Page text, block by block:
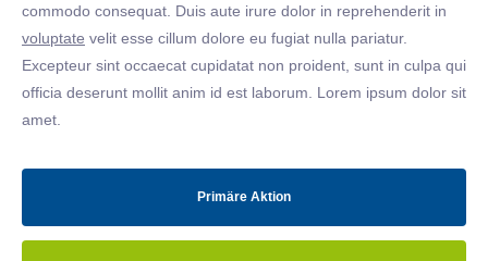
commodo consequat. Duis aute irure dolor in reprehenderit in
voluptate velit esse cillum dolore eu fugiat nulla pariatur.
Excepteur sint occaecat cupidatat non proident, sunt in culpa qui
officia deserunt mollit anim id est laborum. Lorem ipsum dolor sit
amet.
Primäre Aktion